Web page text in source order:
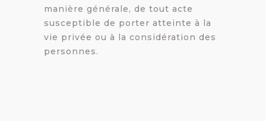
manière générale, de tout acte
susceptible de porter atteinte à la
vie privée ou à la considération des
personnes.